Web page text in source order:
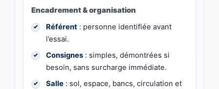
Encadrement & organisation
Référent : personne identifiée avant
l’essai.
Consignes : simples, démontrées si
besoin, sans surcharge immédiate.
Salle : sol, espace, bancs, circulation et